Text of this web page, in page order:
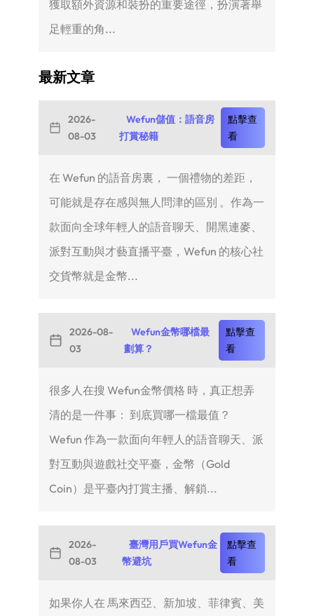
獲取額外資源和裝扮的重要途徑，扮演著舉
足輕重的角...
最新文章
2026-
08-03
Wefun儲值：語音房
打賞秘籍
點擊查
看
在 Wefun 的語音房裏， 一個禮物的差距，
可能就是存在感與無人問津的區別 。作為一
款面向全球年輕人的語音聊天、開黑連麥、
派對互動與才藝直播平臺，Wefun 的核心社
交貨幣就是金幣...
2026-08-
03
Wefun金幣哪檔最
劃算？
點擊查
看
很多人在搜 Wefun金幣價格 時，真正想弄
清的是一件事： 到底買哪一檔最值？
Wefun 作為一款面向年輕人的語音聊天、派
對互動與遊戲社交平臺，金幣（Gold
Coin）是平臺內打賞主播、解鎖...
2026-
08-03
臺灣用戶買Wefun金
幣避坑
點擊查
看
如果你人在 馬來西亞、新加坡、菲律賓、美